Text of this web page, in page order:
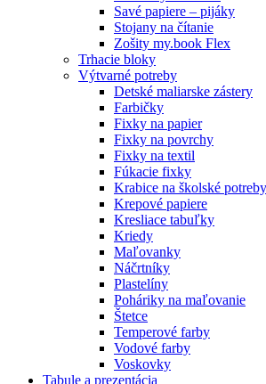
Savé papiere – pijáky
Stojany na čítanie
Zošity my.book Flex
Trhacie bloky
Výtvarné potreby
Detské maliarske zástery
Farbičky
Fixky na papier
Fixky na povrchy
Fixky na textil
Fúkacie fixky
Krabice na školské potreby
Krepové papiere
Kresliace tabuľky
Kriedy
Maľovanky
Náčrtníky
Plastelíny
Poháriky na maľovanie
Štetce
Temperové farby
Vodové farby
Voskovky
Tabule a prezentácia